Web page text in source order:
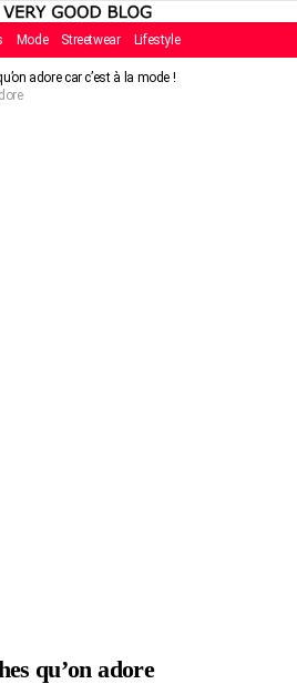
Mode Streetwear Lifestyle
adore car c’est à la mode !
qu’on adore